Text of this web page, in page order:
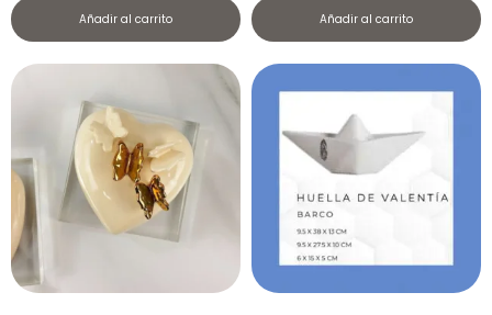
Añadir al carrito Añadir al carrito